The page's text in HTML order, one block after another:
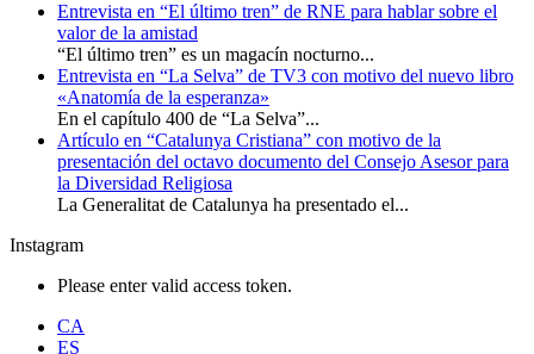
Entrevista en “El último tren” de RNE para hablar sobre el
valor de la amistad
“El último tren” es un magacín nocturno...
Entrevista en “La Selva” de TV3 con motivo del nuevo libro
«Anatomía de la esperanza»
En el capítulo 400 de “La Selva”...
Artículo en “Catalunya Cristiana” con motivo de la
presentación del octavo documento del Consejo Asesor para
la Diversidad Religiosa
La Generalitat de Catalunya ha presentado el...
Instagram
Please enter valid access token.
CA
ES